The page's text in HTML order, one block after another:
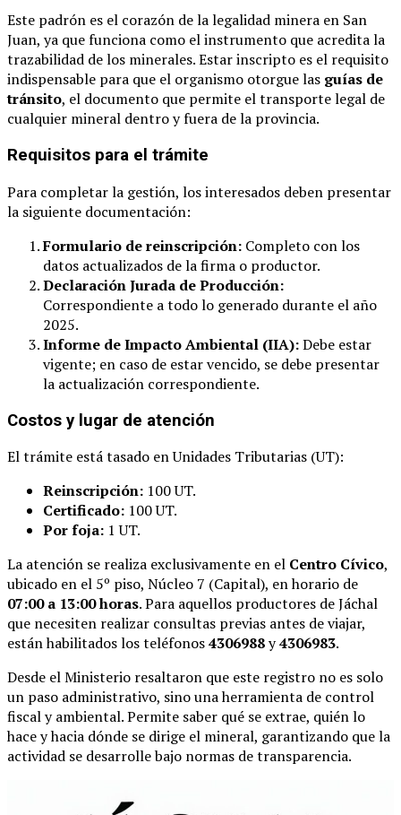
Este padrón es el corazón de la legalidad minera en San
Juan, ya que funciona como el instrumento que acredita la
trazabilidad de los minerales. Estar inscripto es el requisito
indispensable para que el organismo otorgue las guías de
tránsito, el documento que permite el transporte legal de
cualquier mineral dentro y fuera de la provincia.
Requisitos para el trámite
Para completar la gestión, los interesados deben presentar
la siguiente documentación:
Formulario de reinscripción: Completo con los
datos actualizados de la firma o productor.
Declaración Jurada de Producción:
Correspondiente a todo lo generado durante el año
2025.
Informe de Impacto Ambiental (IIA):Debe estar
vigente; en caso de estar vencido, se debe presentar
la actualización correspondiente.
Costos y lugar de atención
El trámite está tasado en Unidades Tributarias (UT):
Reinscripción: 100 UT.
Certificado: 100 UT.
Por foja: 1 UT.
La atención se realiza exclusivamente en el Centro Cívico,
ubicado en el 5º piso, Núcleo 7 (Capital), en horario de
07:00 a 13:00 horas. Para aquellos productores de Jáchal
que necesiten realizar consultas previas antes de viajar,
están habilitados los teléfonos4306988y4306983.
Desde el Ministerio resaltaron que este registro no es solo
un paso administrativo, sino una herramienta de control
fiscal y ambiental. Permite saber qué se extrae, quién lo
hace y hacia dónde se dirige el mineral, garantizando que la
actividad se desarrolle bajo normas de transparencia.